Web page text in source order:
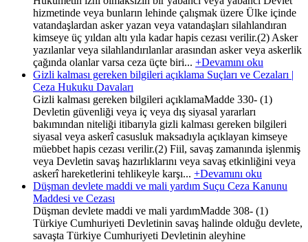
hizmetinde veya bunların lehinde çalışmak üzere Ülke içinde
vatandaşlardan asker yazan veya vatandaşları silahlandıran
kimseye üç yıldan altı yıla kadar hapis cezası verilir.(2) Asker
yazılanlar veya silahlandırılanlar arasından asker veya askerlik
çağında olanlar varsa ceza üçte biri... +Devamını oku
Gizli kalması gereken bilgileri açıklama Suçları ve Cezaları |
Ceza Hukuku Davaları
Gizli kalması gereken bilgileri açıklamaMadde 330- (1)
Devletin güvenliği veya iç veya dış siyasal yararları
bakımından niteliği itibarıyla gizli kalması gereken bilgileri
siyasal veya askerî casusluk maksadıyla açıklayan kimseye
müebbet hapis cezası verilir.(2) Fiil, savaş zamanında işlenmiş
veya Devletin savaş hazırlıklarını veya savaş etkinliğini veya
askerî hareketlerini tehlikeyle karşı... +Devamını oku
Düşman devlete maddi ve mali yardım Suçu Ceza Kanunu
Maddesi ve Cezası
Düşman devlete maddi ve mali yardımMadde 308- (1)
Türkiye Cumhuriyeti Devletinin savaş halinde olduğu devlete,
savaşta Türkiye Cumhuriyeti Devletinin aleyhine